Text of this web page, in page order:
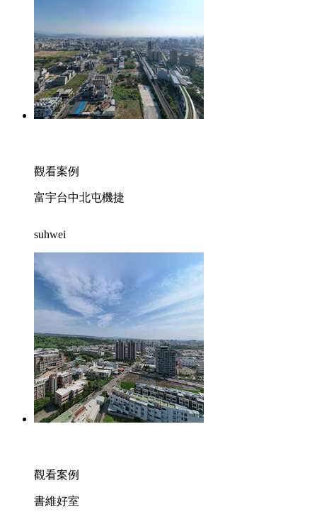
觀看案例
富宇台中北屯機捷
suhwei
觀看案例
書維好室